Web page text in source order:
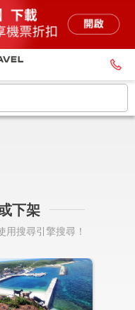
下架
用搜尋引擎搜尋！